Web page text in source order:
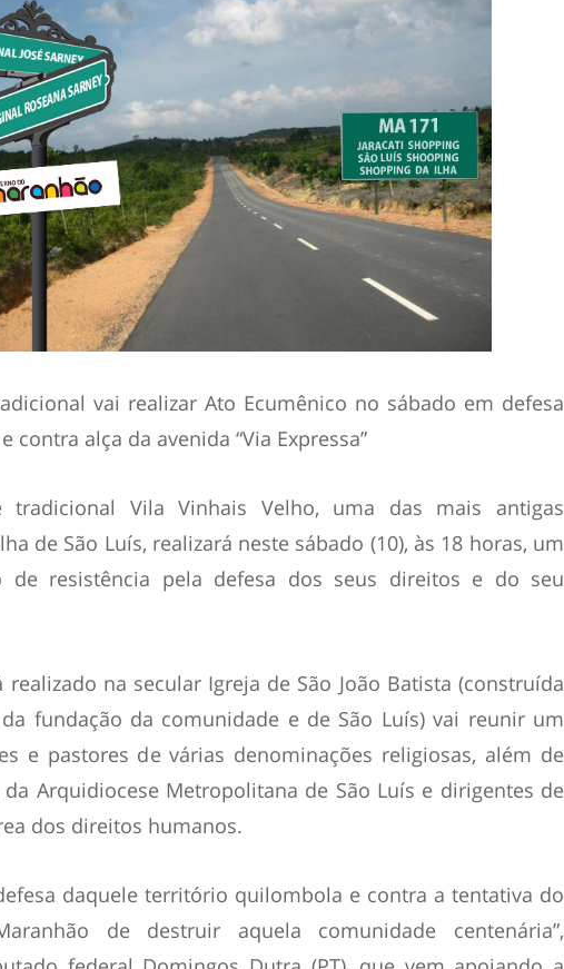
vai realizar Ato Ecumênico no sábado em defesa
contra alça da avenida “Via Expressa”
tradicional Vila Vinhais Velho, uma das mais antigas
de São Luís, realizará neste sábado (10), às 18 horas, um
de resistência pela defesa dos seus direitos e do seu
realizado na secular Igreja de São João Batista (construída
fundação da comunidade e de São Luís) vai reunir um
e pastores de várias denominações religiosas, além de
Arquidiocese Metropolitana de São Luís e dirigentes de
dos direitos humanos.
daquele território quilombola e contra a tentativa do
de destruir aquela comunidade centenária”,